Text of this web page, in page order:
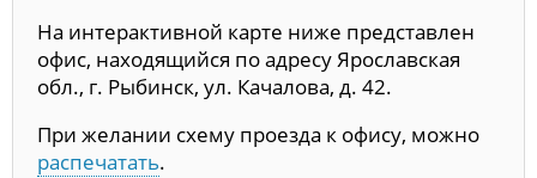
На интерактивной карте ниже представлен
офис, находящийся по адресу Ярославская
обл., г. Рыбинск, ул. Качалова, д. 42.
При желании схему проезда к офису, можно
распечатать.